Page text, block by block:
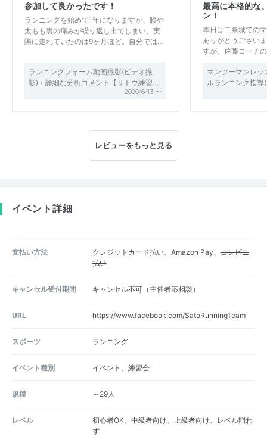
参加して良かったです！
ランニングを始めて1年になりますが、膝や
太もも裏の痛みが繰り返し出てしまい、実
際に走れていたのは9ヶ月ほど。自分では…
ランニングフォーム動画撮影(ビデオ撮
影)＋詳細な分析コメント【サトウ練習…
2020/6/13 〜
最高に本格的な
ン！
本日は二条城での
ありがとうござい
すが、佐藤コーチ
マンツーマンレ
ルランニング指
レビューをもっと見る
イベント詳細
支払い方法 クレジットカード払い、Amazon Pay、コンビニ
払い
キャンセル受付期間 キャンセル不可（主催者応相談）
URL https://www.facebook.com/SatoRunningTeam
スポーツ ランニング
イベント種別 イベント、練習会
規模 ～29人
レベル
初心者OK、中級者向け、上級者向け、レベル問わ
ず